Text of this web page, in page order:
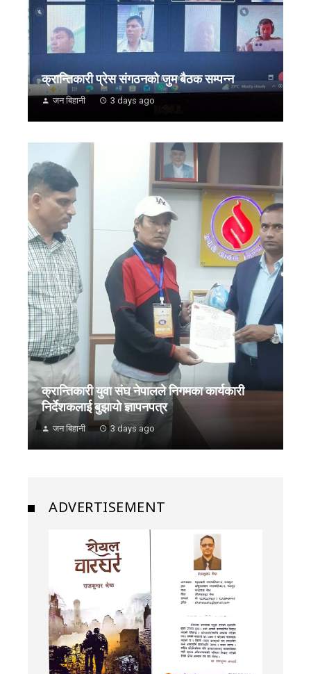
क्रान्तिकारी प्रेस संगठनको जुम बैठक सम्पन्न
जन बिहानी 3 days ago
क्रान्तिकारी युवा संघ नेपालले निगमका कार्यकारी
निर्देशकलाई बुझायाे ज्ञापनपत्र
जन बिहानी 3 days ago
ADVERTISEMENT